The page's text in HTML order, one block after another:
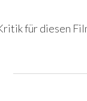
für diesen